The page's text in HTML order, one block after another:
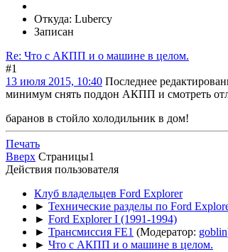
Откуда: Lubercy
Записан
Re: Что с АКПП и о машине в целом.
#1
13 июля 2015, 10:40 Последнее
минимум снять поддон АКПП и смотреть
баранов в стойло холодильник в дом!
Печать
Вверх Страницы1
Действия пользователя
Клуб владельцев Ford Explorer
► Технические разделы по Ford
► Ford Explorer I (1991-1994)
► Трансмиссия FE1 (Модератор: goblin
► Что с АКПП и о машине в целом.